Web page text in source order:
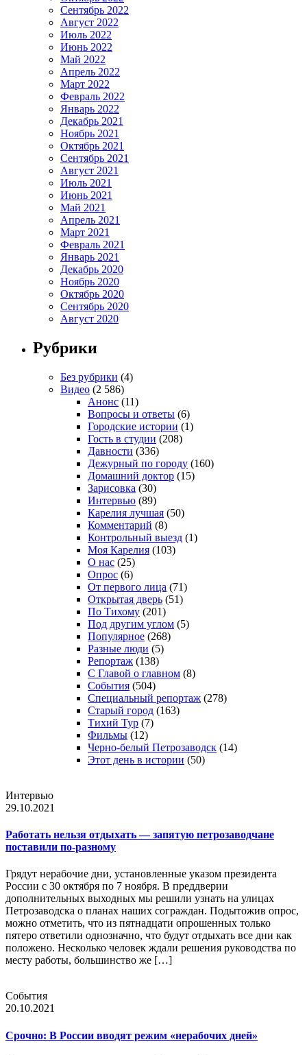
Сентябрь 2022
Август 2022
Июль 2022
Июнь 2022
Май 2022
Апрель 2022
Март 2022
Февраль 2022
Январь 2022
Декабрь 2021
Ноябрь 2021
Октябрь 2021
Сентябрь 2021
Август 2021
Июль 2021
Июнь 2021
Май 2021
Апрель 2021
Март 2021
Февраль 2021
Январь 2021
Декабрь 2020
Ноябрь 2020
Октябрь 2020
Сентябрь 2020
Август 2020
Рубрики
Без рубрики (4)
Видео (2 586)
Анонс (11)
Вопросы и ответы (6)
Городские истории (1)
Гость в студии (208)
Давности (336)
Дежурный по городу (160)
Домашний доктор (15)
Зарисовка (30)
Интервью (89)
Карелия лучшая (50)
Комментарий (8)
Контрольный выезд (1)
Моя Карелия (103)
О нас (25)
Опрос (6)
От первого лица (71)
Открытая дверь (51)
По Тихому (201)
Под другим углом (5)
Популярное (268)
Разные люди (5)
Репортаж (138)
С Главой о главном (8)
События (504)
Специальный репортаж (278)
Старый город (163)
Тихий Тур (7)
Фильмы (12)
Черно-белый Петрозаводск (14)
Этот день в истории (50)
Интервью
29.10.2021
Работать нельзя отдыхать — запятую петрозаводчане
поставили по-разному
Грядут нерабочие дни, установленные указом президента
России с 30 октября по 7 ноября. В преддверии
дополнительных выходных мы решили узнать на улицах
Петрозаводска о планах наших сограждан. Подытожив опрос,
можно отметить, что из пятнадцати опрошенных только
пятеро ответили однозначно, что будут отдыхать все дни как
положено. Несколько человек ждали решения руководства по
месту работы, большинство же […]
События
20.10.2021
Срочно: В России вводят режим «нерабочих дней»